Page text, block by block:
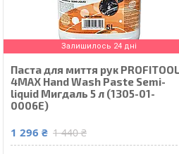
Залишилось 24 дні
Паста для миття рук PROFITOOL
4MAX Hand Wash Paste Semi-
liquid Мигдаль 5 л (1305-01-
0006E)
1 296 ₴ 1 440 ₴